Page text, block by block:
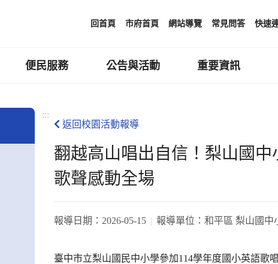
回首頁 市府首頁 網站導覽 常見問答 快速
便民服務 公告與活動 重要資訊
:::
返回校園活動報導
翻越高山唱出自信！梨山國
歌聲感動全場
報導日期： 2026-05-15 報導單位： 和平區 梨山國中
臺中市立梨山國民中小學參加114學年度國小英語歌